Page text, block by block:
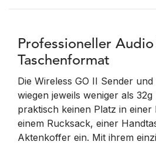
Professioneller
Taschenformat
Die Wireless GO II Sender
wiegen jeweils weniger als
praktisch keinen Platz in einer
einem Rucksack, einer
Aktenkoffer ein. Mit ihrem